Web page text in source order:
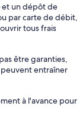
un dépôt de
par carte de débit,
tous frais
être garanties,
entraîner
à l'avance pour